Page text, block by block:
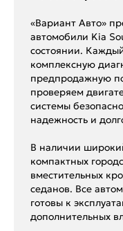
«Вариант Авто»
автомобили Kia
состоянии.
комплексную
предпродажную
проверяем
системы
надежность и
В наличии
компактных
вместительных
седанов. Все
готовы к
дополнительных